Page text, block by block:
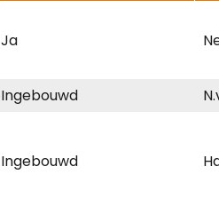
Ja
Ingebouwd
Ingebouwd